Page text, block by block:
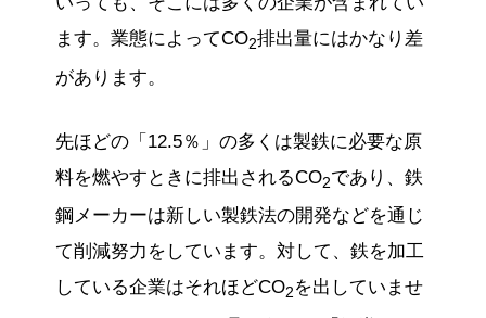
ます。業態によってCO2排出量にはかなり差
があります。
先ほどの「12.5％」の多くは製鉄に必要な原
料を燃やすときに排出されるCO2であり、鉄
鋼メーカーは新しい製鉄法の開発などを通じ
て削減努力をしています。対して、鉄を加工
している企業はそれほどCO2を出していませ